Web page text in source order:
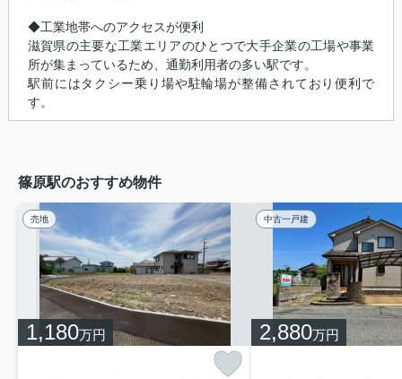
◆工業地帯へのアクセスが便利
滋賀県の主要な工業エリアのひとつで大手企業の工場や事業
所が集まっているため、通勤利用者の多い駅です。
駅前にはタクシー乗り場や駐輪場が整備されており便利で
す。
篠原駅のおすすめ物件
売地
1,180万円
中古一戸建
2,880万円